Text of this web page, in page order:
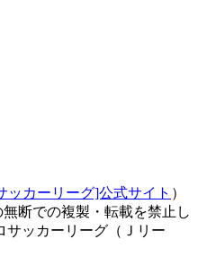
ッカーリーグ]公式サイト ）
断での複製・転載を禁止し
ッカーリーグ（Ｊリー